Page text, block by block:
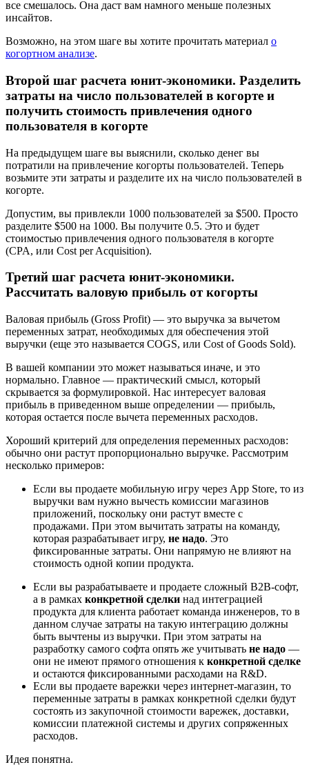
все смешалось. Она даст вам намного меньше полезных
инсайтов.
Возможно, на этом шаге вы хотите прочитать материал о
когортном анализе.
Второй шаг расчета юнит-экономики. Разделить
затраты на число пользователей в когорте и
получить стоимость привлечения одного
пользователя в когорте
На предыдущем шаге вы выяснили, сколько денег вы
потратили на привлечение когорты пользователей. Теперь
возьмите эти затраты и разделите их на число пользователей в
когорте.
Допустим, вы привлекли 1000 пользователей за $500. Просто
разделите $500 на 1000. Вы получите 0.5. Это и будет
стоимостью привлечения одного пользователя в когорте
(CPA, или Cost per Acquisition).
Третий шаг расчета юнит-экономики.
Рассчитать валовую прибыль от когорты
Валовая прибыль (Gross Profit) — это выручка за вычетом
переменных затрат, необходимых для обеспечения этой
выручки (еще это называется COGS, или Cost of Goods Sold).
В вашей компании это может называться иначе, и это
нормально. Главное — практический смысл, который
скрывается за формулировкой. Нас интересует валовая
прибыль в приведенном выше определении — прибыль,
которая остается после вычета переменных расходов.
Хороший критерий для определения переменных расходов:
обычно они растут пропорционально выручке. Рассмотрим
несколько примеров:
Если вы продаете мобильную игру через App Store, то из
выручки вам нужно вычесть комиссии магазинов
приложений, поскольку они растут вместе с
продажами. При этом вычитать затраты на команду,
которая разрабатывает игру, не надо. Это
фиксированные затраты. Они напрямую не влияют на
стоимость одной копии продукта.
Если вы разрабатываете и продаете сложный B2B-софт,
а в рамках конкретной сделки над интеграцией
продукта для клиента работает команда инженеров, то в
данном случае затраты на такую интеграцию должны
быть вычтены из выручки. При этом затраты на
разработку самого софта опять же учитывать не надо —
они не имеют прямого отношения к конкретной сделке
и остаются фиксированными расходами на R&D.
Если вы продаете варежки через интернет-магазин, то
переменные затраты в рамках конкретной сделки будут
состоять из закупочной стоимости варежек, доставки,
комиссии платежной системы и других сопряженных
расходов.
Идея понятна.